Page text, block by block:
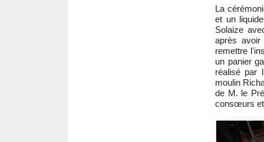
La
et un
Solaize
après
remettre
un panier
réalisé par
moulin
de M. le
consœurs